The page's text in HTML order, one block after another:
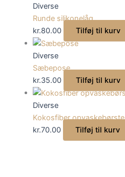
Diverse
Runde silikonelåg
kr.80.00 Tilføj til kurv
Diverse
Sæbepose
kr.35.00 Tilføj til kurv
Diverse
Kokosfiber opvaskebørste
kr.70.00 Tilføj til kurv